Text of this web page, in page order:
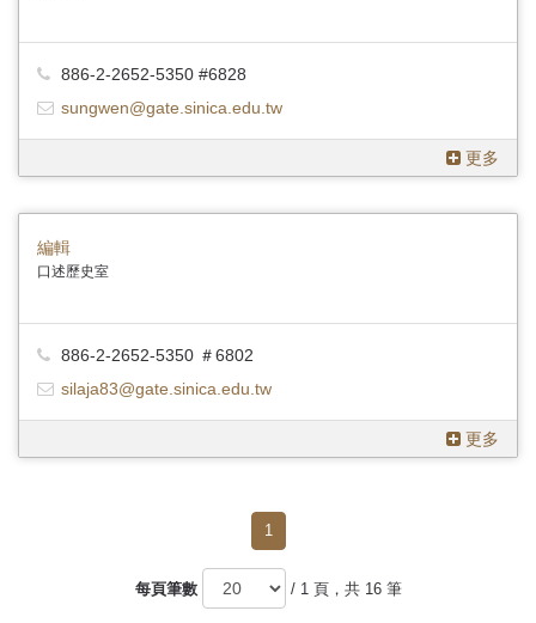
886-2-2652-5350 #6828
sungwen@gate.sinica.edu.tw
更多
編輯
口述歷史室
886-2-2652-5350 ＃6802
silaja83@gate.sinica.edu.tw
更多
1
每頁筆數 / 1 頁，共 16 筆